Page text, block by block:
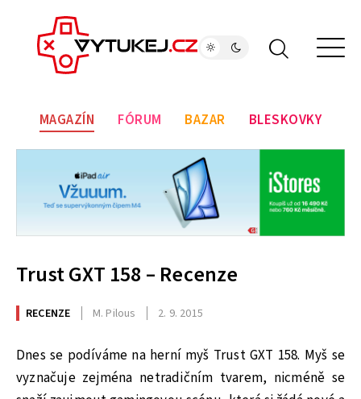
MAGAZÍN FÓRUM BAZAR BLESKOVKY
Trust GXT 158 – Recenze
RECENZE M. Pilous 2. 9. 2015
Dnes se podíváme na herní myš Trust GXT 158. Myš se
vyznačuje zejména netradičním tvarem, nicméně se